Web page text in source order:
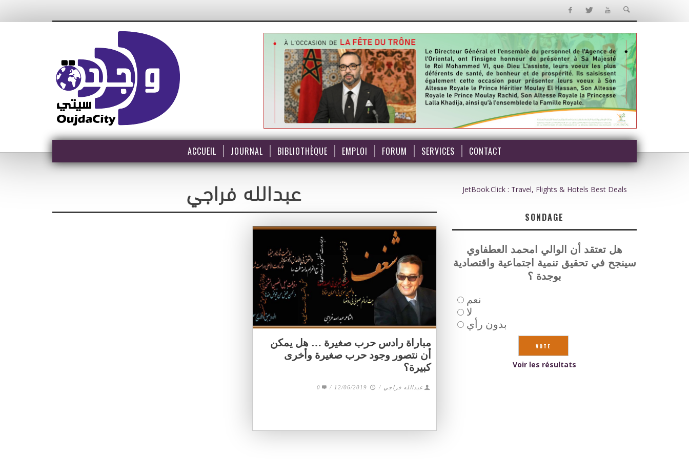
ACCUEIL JOURNAL BIBLIOTHÈQUE EMPLOI FORUM SERVICES CONTACT
عبدالله فراجي
مباراة رادس حرب صغيرة … هل يمكن
أن نتصور وجود حرب صغيرة وأخرى
كبيرة؟
عبدالله فراجي /
12/06/2019
/
0
JetBook.Click : Travel, Flights & Hotels Best Deals
SONDAGE
هل تعتقد أن الوالي امحمد العطفاوي
سينجح في تحقيق تنمية اجتماعية واقتصادية
بوجدة ؟
نعم
لا
بدون رأي
Voir les résultats